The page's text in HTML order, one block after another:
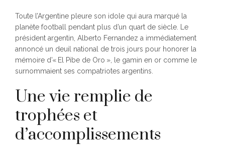
Toute l’Argentine pleure son idole qui aura marqué la
planète football pendant plus d’un quart de siècle. Le
président argentin, Alberto Fernandez a immédiatement
annoncé un deuil national de trois jours pour honorer la
mémoire d’« El Pibe de Oro », le gamin en or comme le
surnommaient ses compatriotes argentins.
Une vie remplie de
trophées et
d’accomplissements